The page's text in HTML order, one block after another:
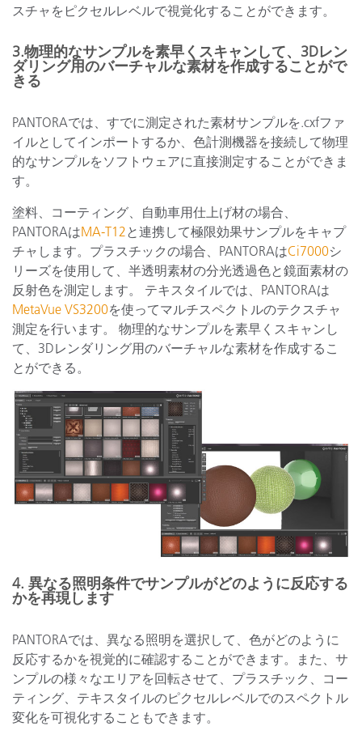
スチャをピクセルレベルで視覚化することができます。
3.物理的なサンプルを素早くスキャンして、3Dレン
ダリング用のバーチャルな素材を作成することがで
きる
PANTORAでは、すでに測定された素材サンプルを.cxfファ
イルとしてインポートするか、色計測機器を接続して物理
的なサンプルをソフトウェアに直接測定することができま
す。
塗料、コーティング、自動車用仕上げ材の場合、
PANTORAはMA-T12と連携して極限効果サンプルをキャプ
チャします。プラスチックの場合、PANTORAはCi7000シ
リーズを使用して、半透明素材の分光透過色と鏡面素材の
反射色を測定します。 テキスタイルでは、PANTORAは
MetaVue VS3200を使ってマルチスペクトルのテクスチャ
測定を行います。 物理的なサンプルを素早くスキャンし
て、3Dレンダリング用のバーチャルな素材を作成するこ
とができる。
4. 異なる照明条件でサンプルがどのように反応する
かを再現します
PANTORAでは、異なる照明を選択して、色がどのように
反応するかを視覚的に確認することができます。また、サ
ンプルの様々なエリアを回転させて、プラスチック、コー
ティング、テキスタイルのピクセルレベルでのスペクトル
変化を可視化することもできます。